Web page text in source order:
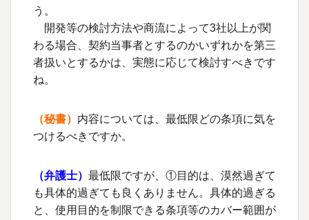
う。
開発等の検討方法や商流によって3社以上が関
わる場合、契約当事者とするのかいずれかを第三
者扱いとするかは、実態に応じて検討すべきです
ね。
（秘書） 内容については、最低限どの条項に気を
つけるべきですか。
（弁護士） 最低限ですが、①目的は、漠然過ぎて
も具体的過ぎても良くありません。具体的過ぎる
と、使用目的を制限できる条項等のカバー範囲が